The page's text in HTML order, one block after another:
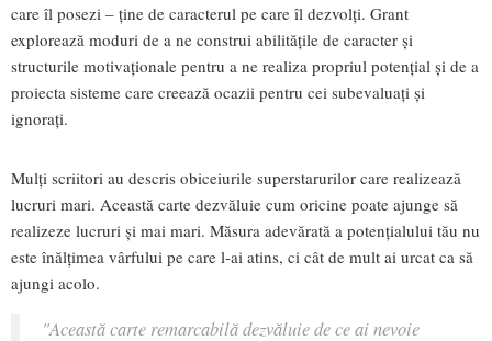
care îl posezi – ține de caracterul pe care îl dezvolți. Grant
explorează moduri de a ne construi abilitățile de caracter și
structurile motivaționale pentru a ne realiza propriul potențial și de a
proiecta sisteme care creează ocazii pentru cei subevaluați și
ignorați.
Mulți scriitori au descris obiceiurile superstarurilor care realizează
lucruri mari. Această carte dezvăluie cum oricine poate ajunge să
realizeze lucruri și mai mari. Măsura adevărată a potențialului tău nu
este înălțimea vârfului pe care l-ai atins, ci cât de mult ai urcat ca să
ajungi acolo.
"Această carte remarcabilă dezvăluie de ce ai nevoie